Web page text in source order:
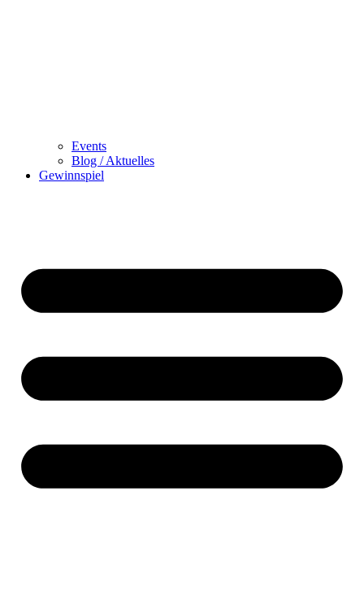
Events
Blog / Aktuelles
Gewinnspiel